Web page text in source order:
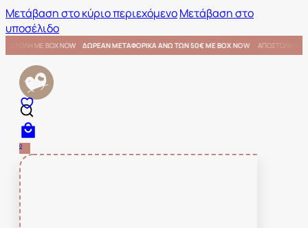
Μετάβαση στο κύριο περιεχόμενοΜετάβαση στο
υποσέλιδο
NOW ΑΠΟΣΤΟΛΗ ΜΕ BOX NOW ΔΩΡΕΑΝ ΜΕΤΑΦΟΡΙΚΑ ΑΝΩ ΤΩΝ 50€ ΜΕ BOX NOW
0